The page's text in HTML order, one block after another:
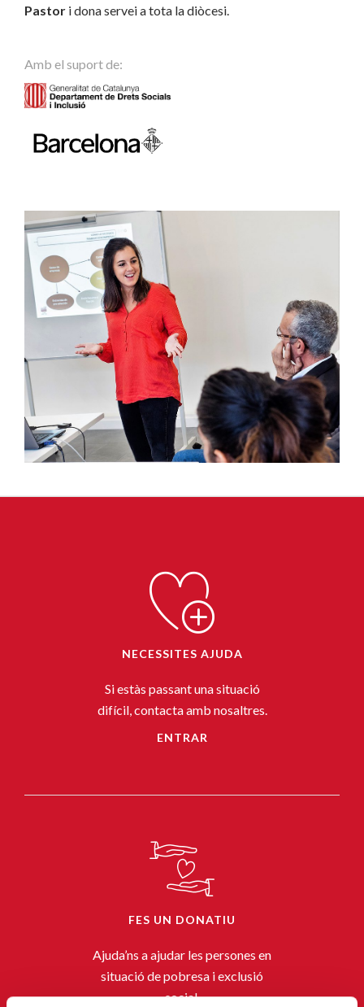
Pastor i dona servei a tota la diòcesi.
Amb el suport de:
NECESSITES AJUDA
Si estàs passant una situació
difícil, contacta amb nosaltres.
ENTRAR
FES UN DONATIU
Ajuda’ns a ajudar les persones en
situació de pobresa i exclusió
social.